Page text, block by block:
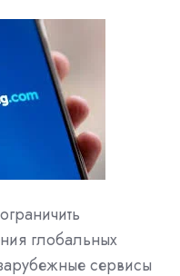
глобальных
сервисы